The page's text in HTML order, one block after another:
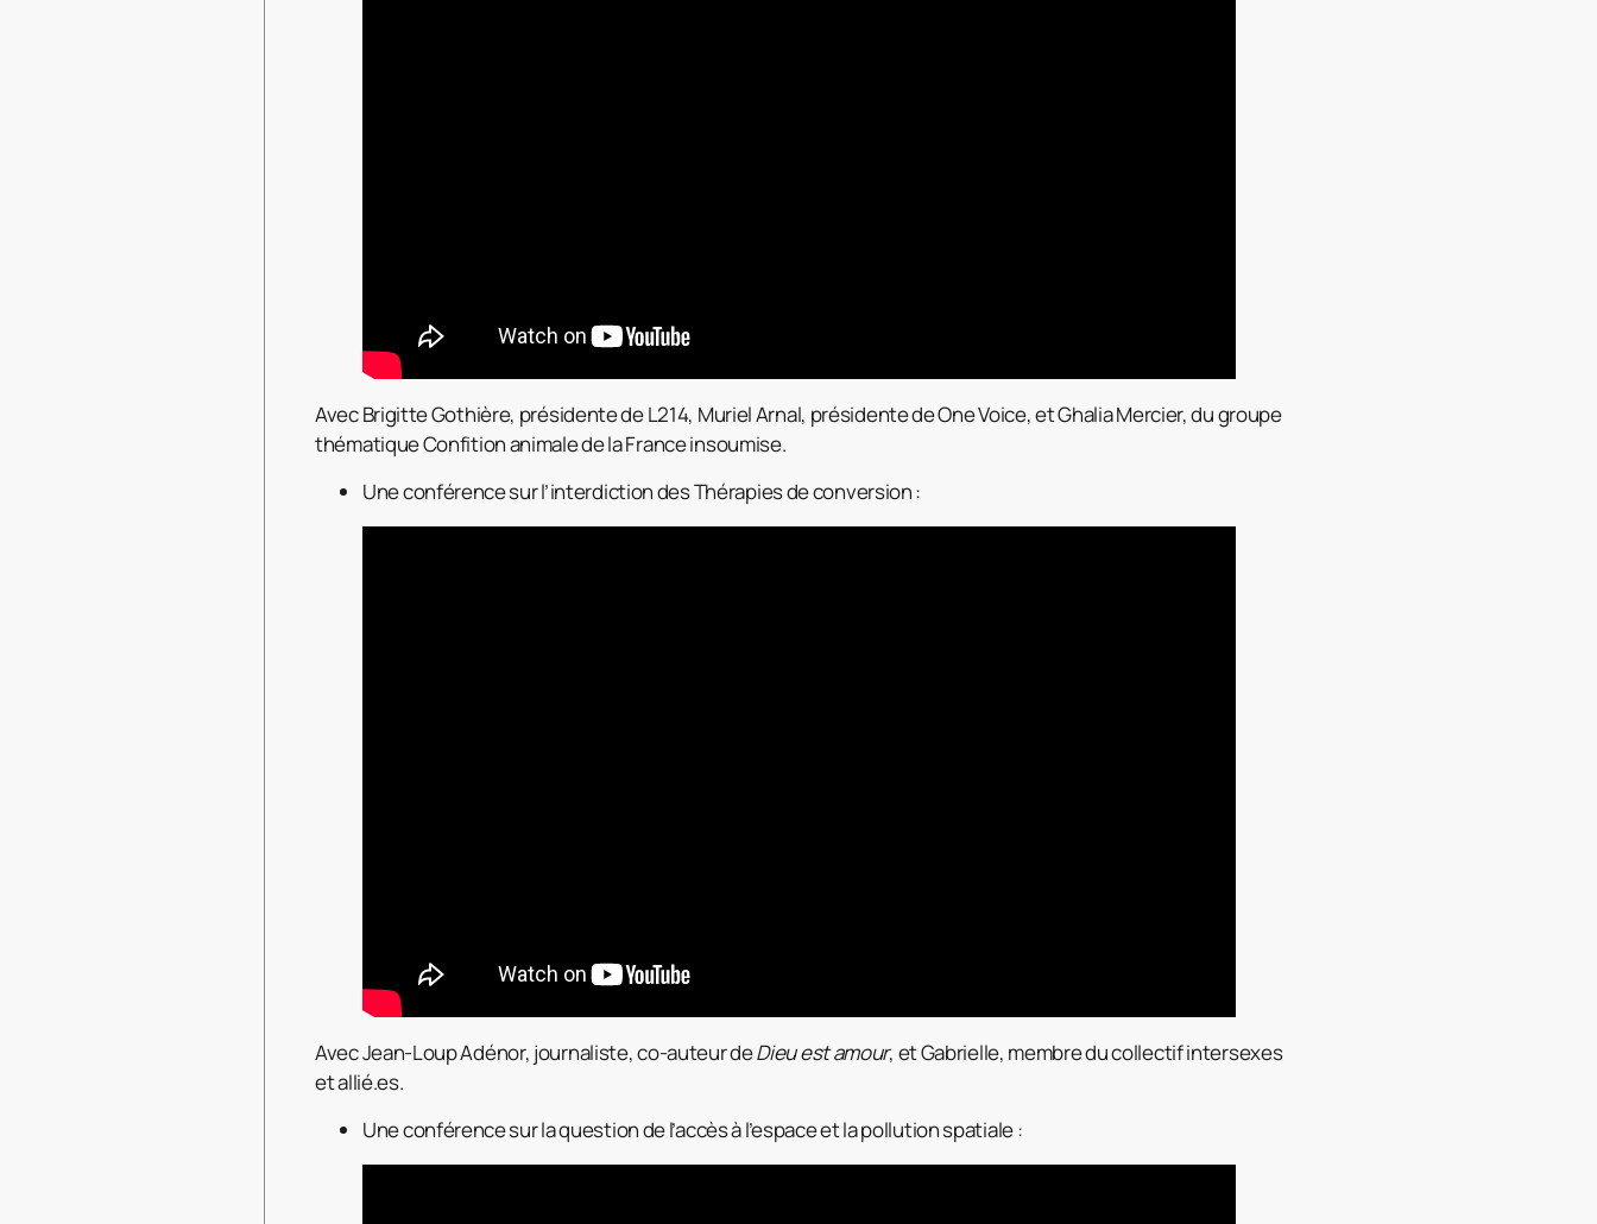
Avec Brigitte Gothière, présidente de L214, Muriel Arnal, présidente de One Voice, et Ghalia Mercier, du groupe
thématique Confition animale de la France insoumise.
Une conférence sur l’interdiction des Thérapies de conversion :
Avec Jean-Loup Adénor, journaliste, co-auteur deDieu est amour, et Gabrielle, membre du collectif intersexes
et allié.es.
Une conférence sur la question de l’accès à l’espace et la pollution spatiale :